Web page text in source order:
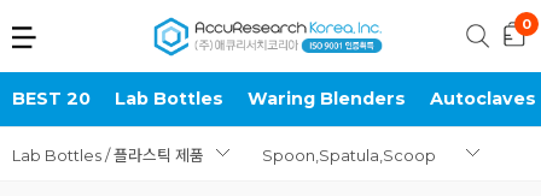
BEST 20 Lab Bottles Waring Blenders Autoclaves
Lab Bottles / 플라스틱 제품 Spoon,Spatula,Scoop